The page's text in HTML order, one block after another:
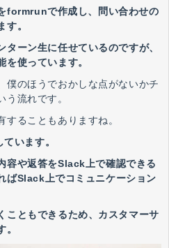
formrunで作成し、問い合わせの
す。
ターン生に任せているのですが、
を使っています。
僕のほうでおかしな点がないかチ
う流れです。
ることもありますね。
います。
容や返答をSlack上で確認できる
ばSlack上でコミュニケーション
こともできるため、カスタマーサ
。